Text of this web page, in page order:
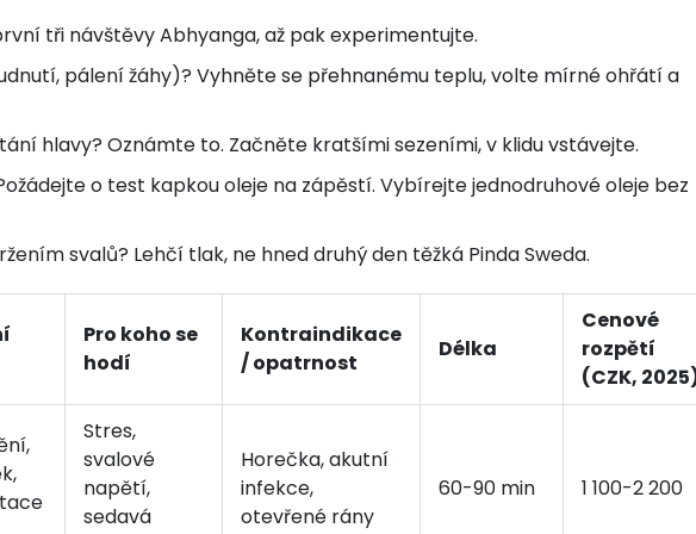
tři návštěvy Abhyanga, až pak experimentujte.
pálení žáhy)? Vyhněte se přehnanému teplu, volte mírné ohřátí a
hlavy? Oznámte to. Začněte kratšími sezeními, v klidu vstávejte.
o test kapkou oleje na zápěstí. Vybírejte jednodruhové oleje bez
svalů? Lehčí tlak, ne hned druhý den těžká Pinda Sweda.
Pro koho se
hodí
Kontraindikace
/ opatrnost
Délka
Cenové
rozpětí
(CZK,
Stres,
svalové
napětí,
sedavá
Horečka, akutní
infekce,
otevřené rány
60-90 min 1 100-2 200